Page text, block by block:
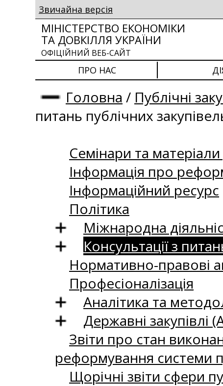
Звичайна версія
МІНІСТЕРСТВО ЕКОНОМІКИ
ТА ДОВКІЛЛЯ УКРАЇНИ
ОФІЦІЙНИЙ ВЕБ-САЙТ
ПРО НАС
Головна / Публічні
питань публічних
Семінари та
Інформація про
Інформаційний ресурс
Політика
Міжнародна
Консультації з
Нормативно-правові
Професіоналізація
Аналітика та
Державні закупівлі
Звіти про стан
реформування системи
Щорічні звіти сфери